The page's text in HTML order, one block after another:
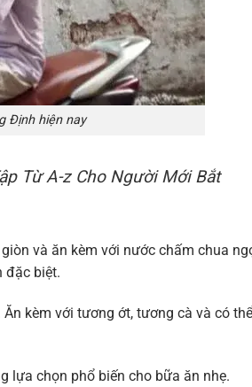
Định hiện nay
Từ A-z Cho Người Mới Bắt
và ăn kèm với nước chấm chua
đặc biệt.
kèm với tương ớt, tương cà và có thể
lựa chọn phổ biến cho bữa ăn nhẹ.